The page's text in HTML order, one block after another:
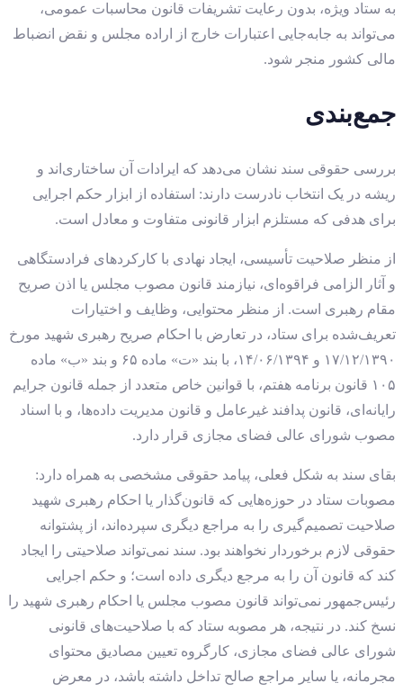
به ستاد ویژه، بدون رعایت تشریفات قانون محاسبات عمومی،
می‌تواند به جابه‌جایی اعتبارات خارج از اراده مجلس و نقض انضباط
مالی کشور منجر شود.
جمع‌بندی
بررسی حقوقی سند نشان می‌دهد که ایرادات آن ساختاری‌اند و
ریشه در یک انتخاب نادرست دارند: استفاده از ابزار حکم اجرایی
برای هدفی که مستلزم ابزار قانونی متفاوت و معادل است.
از منظر صلاحیت تأسیسی، ایجاد نهادی با کارکردهای فرادستگاهی
و آثار الزامی فراقوه‌ای، نیازمند قانون مصوب مجلس یا اذن صریح
مقام رهبری است. از منظر محتوایی، وظایف و اختیارات
تعریف‌شده برای ستاد، در تعارض با احکام صریح رهبری شهید مورخ
۱۷/۱۲/۱۳۹۰ و ۱۴/۰۶/۱۳۹۴، با بند «ت» ماده ۶۵ و بند «ب» ماده
۱۰۵ قانون برنامه هفتم، با قوانین خاص متعدد از جمله قانون جرایم
رایانه‌ای، قانون پدافند غیرعامل و قانون مدیریت داده‌ها، و با اسناد
مصوب شورای عالی فضای مجازی قرار دارد.
بقای سند به شکل فعلی، پیامد حقوقی مشخصی به همراه دارد:
مصوبات ستاد در حوزه‌هایی که قانون‌گذار یا احکام رهبری شهید
صلاحیت تصمیم‌گیری را به مراجع دیگری سپرده‌اند، از پشتوانه
حقوقی لازم برخوردار نخواهند بود. سند نمی‌تواند صلاحیتی را ایجاد
کند که قانون آن را به مرجع دیگری داده است؛ و حکم اجرایی
رئیس‌جمهور نمی‌تواند قانون مصوب مجلس یا احکام رهبری شهید را
نسخ کند. در نتیجه، هر مصوبه ستاد که با صلاحیت‌های قانونی
شورای عالی فضای مجازی، کارگروه تعیین مصادیق محتوای
مجرمانه، یا سایر مراجع صالح تداخل داشته باشد، در معرض